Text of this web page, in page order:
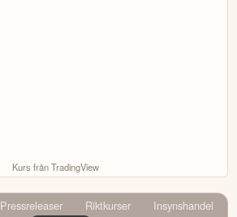
Kurs från TradingView
Pressreleaser Riktkurser
Insynshandel